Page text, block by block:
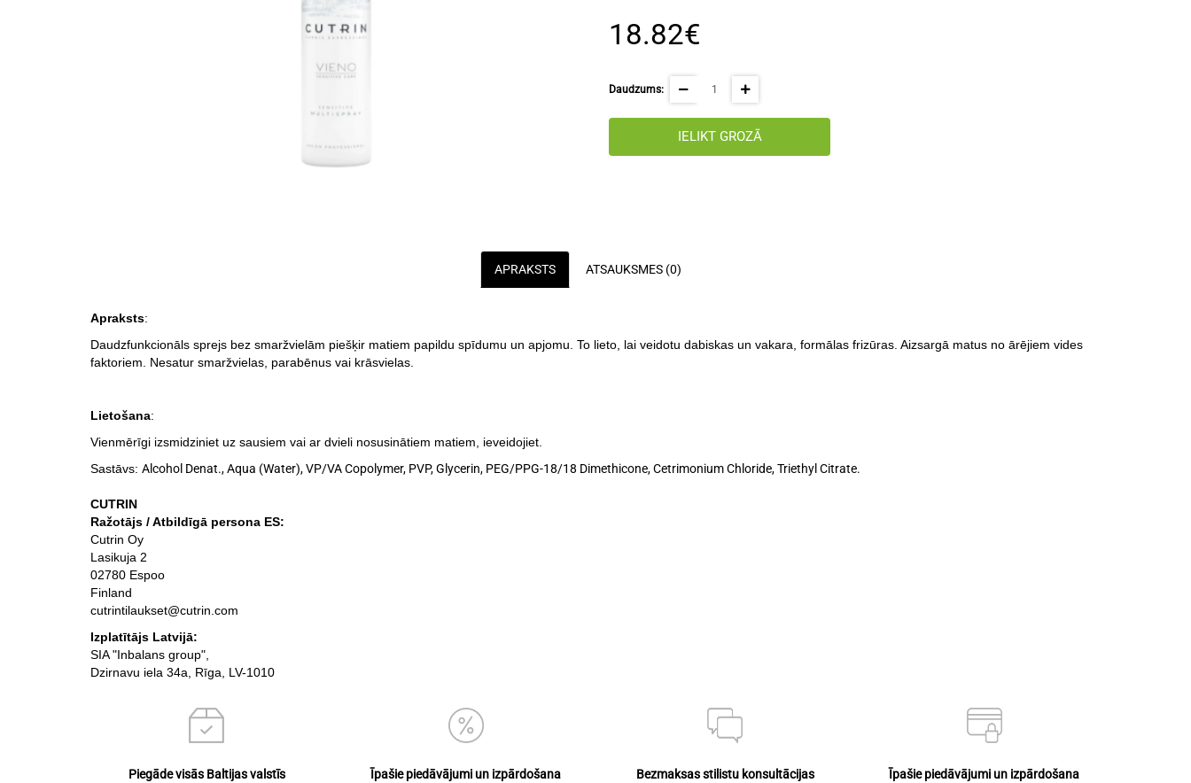
18.82€
Daudzums:
IELIKT GROZĀ
APRAKSTS ATSAUKSMES (0)
Apraksts:
Daudzfunkcionāls sprejs bez smaržvielām piešķir matiem papildu spīdumu un apjomu. To lieto, lai veidotu dabiskas un vakara, formālas frizūras. Aizsargā matus no ārējiem vides
faktoriem. Nesatur smaržvielas, parabēnus vai krāsvielas.
Lietošana:
Vienmērīgi izsmidziniet uz sausiem vai ar dvieli nosusinātiem matiem, ieveidojiet.
Sastāvs: Alcohol Denat., Aqua (Water), VP/VA Copolymer, PVP, Glycerin, PEG/PPG-18/18 Dimethicone, Cetrimonium Chloride, Triethyl Citrate.
CUTRIN
Ražotājs / Atbildīgā persona ES:
Cutrin Oy
Lasikuja 2
02780 Espoo
Finland
cutrintilaukset@cutrin.com
Izplatītājs Latvijā:
SIA "Inbalans group",
Dzirnavu iela 34a, Rīga, LV-1010
Piegāde visās Baltijas valstīs Īpašie piedāvājumi un izpārdošana Bezmaksas stilistu konsultācijas Īpašie piedāvājumi un izpārdošana